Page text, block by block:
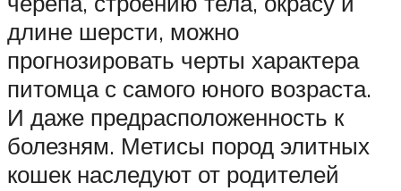
длине шерсти, можно
прогнозировать черты характера
питомца с самого юного возраста.
И даже предрасположенность к
болезням. Метисы пород элитных
кошек наследуют от родителей